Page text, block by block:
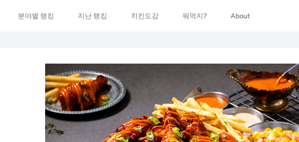
분야별 랭킹 지난 랭킹 치킨도감 뭐먹지? About